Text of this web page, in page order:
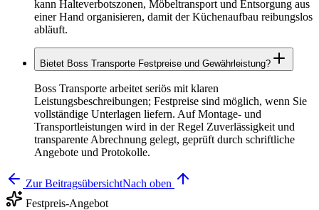
kann Halteverbotszonen, Möbeltransport und Entsorgung aus
einer Hand organisieren, damit der Küchenaufbau reibungslos
abläuft.
Bietet Boss Transporte Festpreise und Gewährleistung?
Boss Transporte arbeitet seriös mit klaren
Leistungsbeschreibungen; Festpreise sind möglich, wenn Sie
vollständige Unterlagen liefern. Auf Montage‑ und
Transportleistungen wird in der Regel Zuverlässigkeit und
transparente Abrechnung gelegt, geprüft durch schriftliche
Angebote und Protokolle.
Zur BeitragsübersichtNach oben
Festpreis-Angebot